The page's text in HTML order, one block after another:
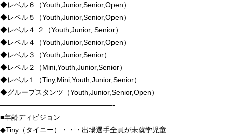
◆レベル６（Youth,Junior,Senior,Open）
◆レベル５（Youth,Junior,Senior,Open）
◆レベル４.２（Youth,Junior, Senior）
◆レベル４（Youth,Junior,Senior,Open）
◆レベル３（Youth,Junior,Senior）
◆レベル２（Mini,Youth,Junior,Senior）
◆レベル１（Tiny,Mini,Youth,Junior,Senior）
◆グループスタンツ（Youth,Junior,Senior,Open）
————————————————-
■年齢ディビジョン
◆Tiny（タイニー）・・・出場選手全員が未就学児童